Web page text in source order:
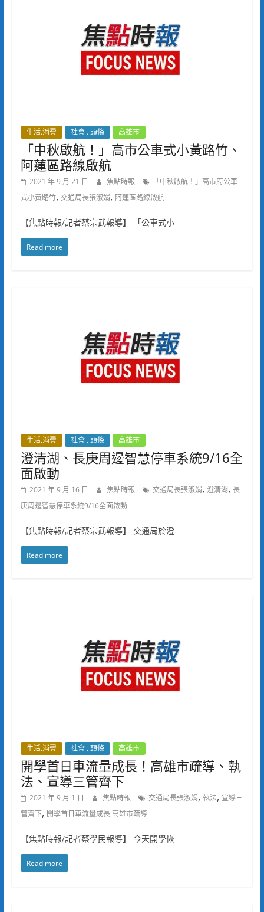
生活.消費 社會 . 頭條 高雄市
「中秋啟航！」高市公車式小黃路竹、
阿蓮區路線啟航
2021 年 9 月 21 日 焦點時報
「中秋啟航！」高市府公車
式小黃路竹, 交通局長張淑娟, 阿蓮區路線啟航
【焦點時報/記者蔡宗武報導】 「公車式小
Read more
生活.消費 社會 . 頭條 高雄市
澄清湖、長庚周邊智慧停車系統9/16全
面啟動
2021 年 9 月 16 日 焦點時報 交通局長張淑娟, 澄清湖, 長
庚周邊智慧停車系統9/16全面啟動
【焦點時報/記者蔡宗武報導】 交通局於澄
Read more
生活.消費 社會 . 頭條 高雄市
開學首日車流量成長！高雄市疏導、執
法、宣導三管齊下
2021 年 9 月 1 日 焦點時報 交通局長張淑娟, 執法, 宣導三
管齊下, 開學首日車流量成長 高雄市疏導
【焦點時報/記者蔡學民報導】 今天開學恢
Read more